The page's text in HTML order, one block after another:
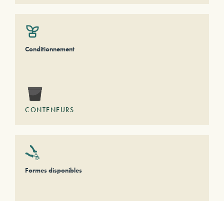
Conditionnement
CONTENEURS
Formes disponibles